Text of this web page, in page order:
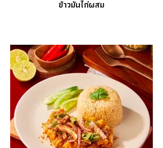
ข้าวมันไก่ผสม